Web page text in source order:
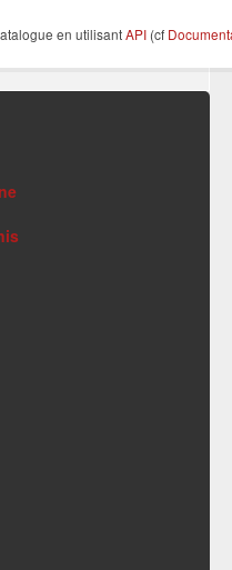
en utilisantAPI (cf